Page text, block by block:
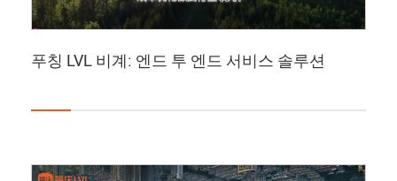
푸칭 LVL 비계: 엔드 투 엔드 서비스 솔루션